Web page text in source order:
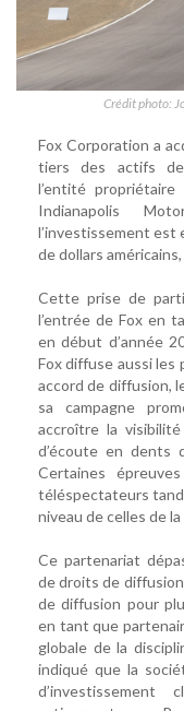
Crédit photo:
Fox Corporation a
tiers des actifs de
l’entité
Indianapolis
l’investissement est
de dollars
Cette prise de
l’entrée de Fox en
en début d’année
Fox diffuse aussi les
accord de diffusion,
sa campagne
accroître la
d’écoute en dents
Certaines
téléspectateurs
niveau de celles de
Ce partenariat
de droits de
de diffusion pour
en tant que
globale de la
indiqué que la
d’investissement